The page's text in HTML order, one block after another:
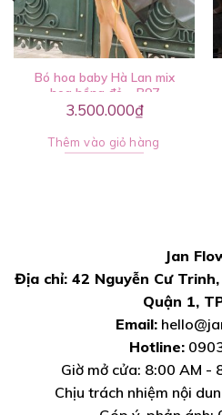
Bó hoa baby Hà Lan mix
hoa hồng đỏ – B97
3.500.000₫
Thêm vào giỏ hàng
Jan
Địa chỉ: 42 Nguyễn Cư
Quận 1,
Email:
Hotline:
Giờ mở cửa: 8:00 AM -
Chịu trách nhiệm nội